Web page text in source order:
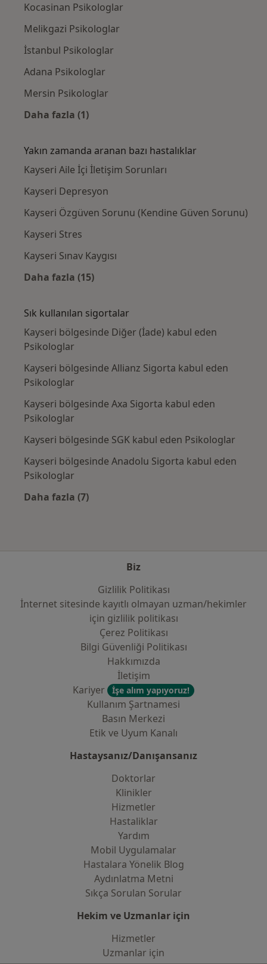
Kocasinan Psikologlar
Melikgazi Psikologlar
İstanbul Psikologlar
Adana Psikologlar
Mersin Psikologlar
Daha fazla (1)
Yakın zamanda aranan bazı hastalıklar
Kayseri Aile İçi İletişim Sorunları
Kayseri Depresyon
Kayseri Özgüven Sorunu (Kendine Güven Sorunu)
Kayseri Stres
Kayseri Sınav Kaygısı
Daha fazla (15)
Sık kullanılan sigortalar
Kayseri bölgesinde Diğer (İade) kabul eden
Psikologlar
Kayseri bölgesinde Allianz Sigorta kabul eden
Psikologlar
Kayseri bölgesinde Axa Sigorta kabul eden
Psikologlar
Kayseri bölgesinde SGK kabul eden Psikologlar
Kayseri bölgesinde Anadolu Sigorta kabul eden
Psikologlar
Daha fazla (7)
Biz
Gizlilik Politikası
İnternet sitesinde kayıtlı olmayan uzman/hekimler
i̇çin gizlilik politikası
Çerez Politikası
Bilgi Güvenliği Politikası
Hakkımızda
İletişim
Kariyer
İşe alım yapıyoruz!
Kullanım Şartnamesi
Basın Merkezi
Etik ve Uyum Kanalı
Hastaysanız/Danışansanız
Doktorlar
Klinikler
Hizmetler
Hastaliklar
Yardım
Mobil Uygulamalar
Hastalara Yönelik Blog
Aydınlatma Metni
Sıkça Sorulan Sorular
Hekim ve Uzmanlar için
Hizmetler
Uzmanlar için